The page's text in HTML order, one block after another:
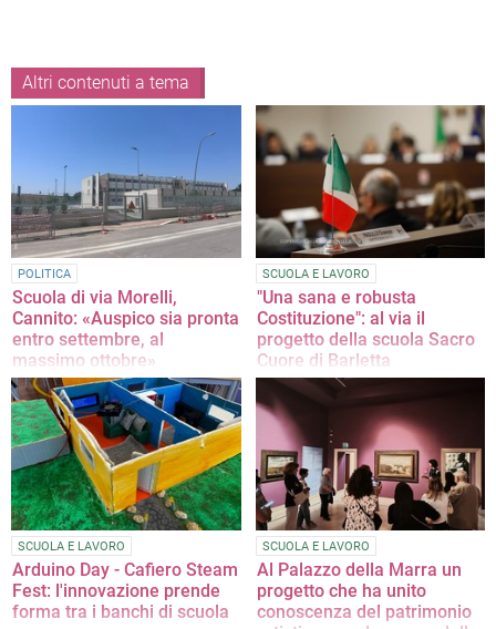
Altri contenuti a tema
POLITICA
Scuola di via Morelli,
Cannito: «Auspico sia pronta
entro settembre, al
massimo ottobre»
Le parole del primo cittadino a
margine della commissione Lavori
Pubblici
SCUOLA E LAVORO
"Una sana e robusta
Costituzione": al via il
progetto della scuola Sacro
Cuore di Barletta
La presentazione si terrà domani
nella Sala Consiliare in via Zanardelli
SCUOLA E LAVORO
Arduino Day - Cafiero Steam
Fest: l'innovazione prende
forma tra i banchi di scuola
SCUOLA E LAVORO
Al Palazzo della Marra un
progetto che ha unito
conoscenza del patrimonio